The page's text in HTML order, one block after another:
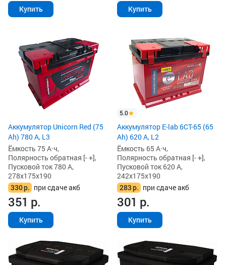
Купить Купить
Аккумулятор Unicorn Red (75
Ah) 780 А, L3
Ёмкость 75 А·ч,
Полярность обратная [- +],
Пусковой ток 780 А,
278x175x190
330р. при сдаче акб
351 р.
Купить
5.0
Аккумулятор E-lab 6СТ-65 (65
Ah) 620 А, L2
Ёмкость 65 А·ч,
Полярность обратная [- +],
Пусковой ток 620 А,
242x175x190
283р. при сдаче акб
301 р.
Купить